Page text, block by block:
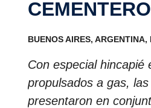
BUENOS AIRES,
Con especial hincapié
propulsados a gas,
presentaron en